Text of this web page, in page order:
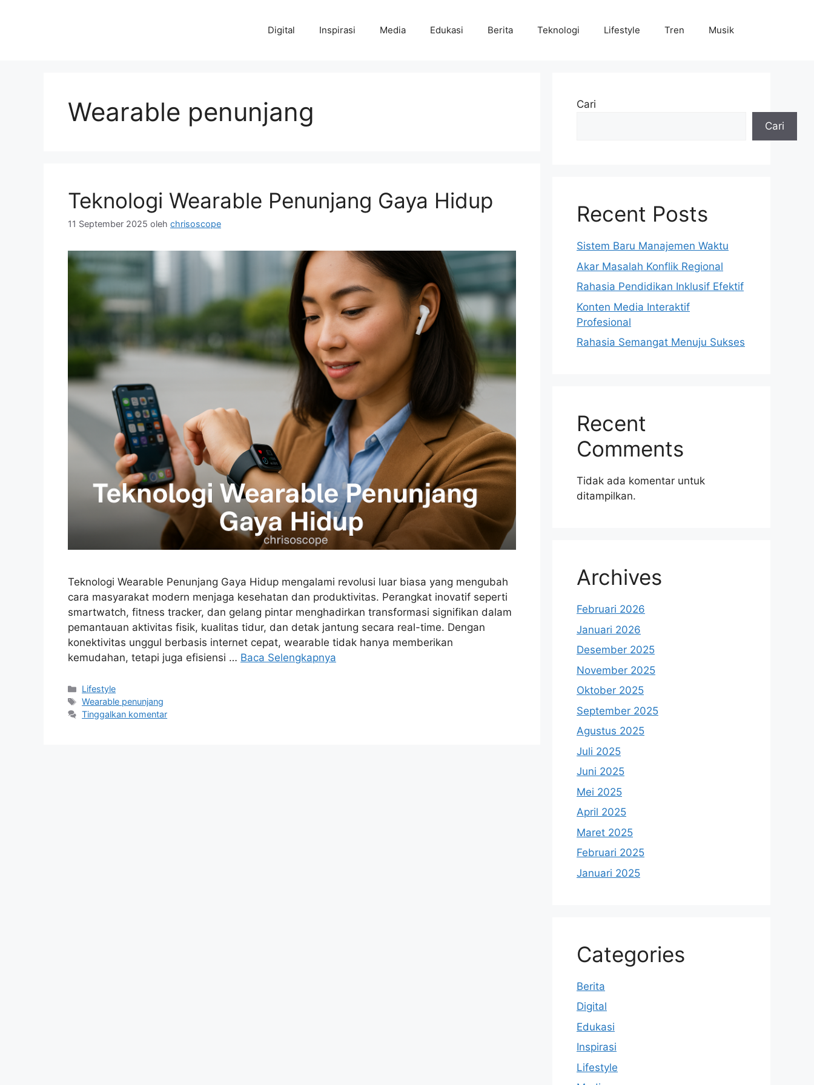
Digital Inspirasi Media Edukasi Berita Teknologi Lifestyle Tren Musik
Wearable penunjang
Teknologi Wearable Penunjang Gaya Hidup
11 September 2025 oleh chrisoscope
Teknologi Wearable Penunjang Gaya Hidup mengalami revolusi luar biasa yang mengubah
cara masyarakat modern menjaga kesehatan dan produktivitas. Perangkat inovatif seperti
smartwatch, fitness tracker, dan gelang pintar menghadirkan transformasi signifikan dalam
pemantauan aktivitas fisik, kualitas tidur, dan detak jantung secara real-time. Dengan
konektivitas unggul berbasis internet cepat, wearable tidak hanya memberikan
kemudahan, tetapi juga efisiensi … Baca Selengkapnya
Kategori
Lifestyle
Tag
Wearable penunjang
Tinggalkan komentar
Cari
Cari
Recent Posts
Sistem Baru Manajemen Waktu
Akar Masalah Konflik Regional
Rahasia Pendidikan Inklusif Efektif
Konten Media Interaktif
Profesional
Rahasia Semangat Menuju Sukses
Recent
Comments
Tidak ada komentar untuk
ditampilkan.
Archives
Februari 2026
Januari 2026
Desember 2025
November 2025
Oktober 2025
September 2025
Agustus 2025
Juli 2025
Juni 2025
Mei 2025
April 2025
Maret 2025
Februari 2025
Januari 2025
Categories
Berita
Digital
Edukasi
Inspirasi
Lifestyle